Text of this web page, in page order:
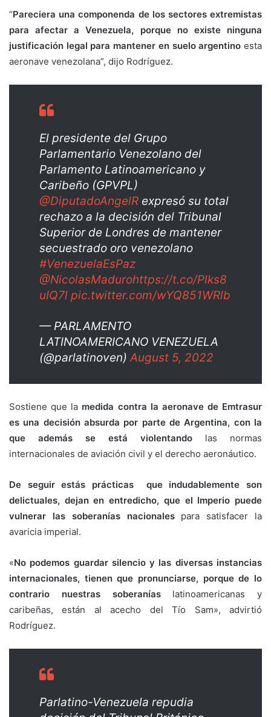
“Pareciera una componenda de los sectores extremistas
para afectar a Venezuela, porque no existe ninguna
justificación legal para mantener en suelo argentino esta
aeronave venezolana”, dijo Rodríguez.
El presidente del Grupo
Parlamentario Venezolano del
Parlamento Latinoamericano y
Caribeño (GPVPL)
@DiputadoAngelR expresó su total
rechazo a la decisión del Tribunal
Superior de Londres de mantener
secuestrado oro venezolano
#VenezuelaEsPaz
@NicolasMadurohttps://t.co/Plks8
uIQ7l pic.twitter.com/wYQ851WRlb
— PARLAMENTO
LATINOAMERICANO VENEZUELA
(@parlatinoven)August 5, 2022
Sostiene que la medida contra la aeronave de Emtrasur
es una decisión absurda por parte de Argentina, con la
que además se está violentando las normas
internacionales de aviación civil y el derecho aeronáutico.
De seguir estás prácticas que indudablemente son
delictuales, dejan en entredicho, que el Imperio puede
vulnerar las soberanías nacionalespara satisfacer la
avaricia imperial.
«No podemos guardar silencio y las diversas instancias
internacionales, tienen que pronunciarse, porque de lo
contrario
nuestras soberaníaslatinoamericanas y
caribeñas, están al acecho del Tío Sam», advirtió
Rodríguez.
Parlatino-Venezuela repudia